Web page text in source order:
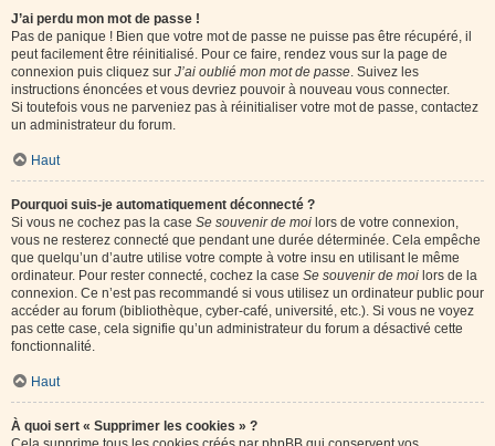
J’ai perdu mon mot de passe !
Pas de panique ! Bien que votre mot de passe ne puisse pas être récupéré, il
peut facilement être réinitialisé. Pour ce faire, rendez vous sur la page de
connexion puis cliquez sur J’ai oublié mon mot de passe. Suivez les
instructions énoncées et vous devriez pouvoir à nouveau vous connecter.
Si toutefois vous ne parveniez pas à réinitialiser votre mot de passe, contactez
un administrateur du forum.
Haut
Pourquoi suis-je automatiquement déconnecté ?
Si vous ne cochez pas la case Se souvenir de moi lors de votre connexion,
vous ne resterez connecté que pendant une durée déterminée. Cela empêche
que quelqu’un d’autre utilise votre compte à votre insu en utilisant le même
ordinateur. Pour rester connecté, cochez la case Se souvenir de moi lors de la
connexion. Ce n’est pas recommandé si vous utilisez un ordinateur public pour
accéder au forum (bibliothèque, cyber-café, université, etc.). Si vous ne voyez
pas cette case, cela signifie qu’un administrateur du forum a désactivé cette
fonctionnalité.
Haut
À quoi sert « Supprimer les cookies » ?